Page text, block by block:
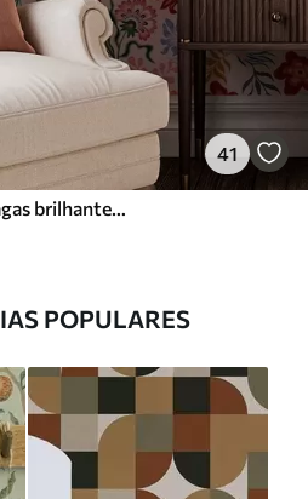
41
Composição de flores e bagas brilhantes com papagaios
POPULARES